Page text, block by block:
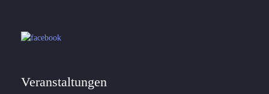
Veranstaltungen